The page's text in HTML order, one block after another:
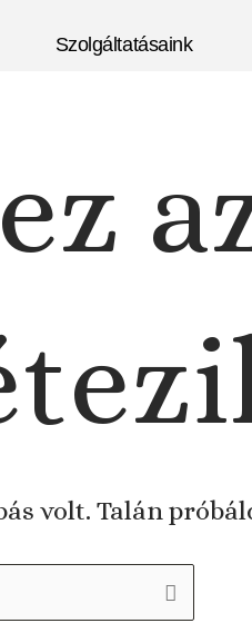
Szolgáltatásaink
volt. Talán